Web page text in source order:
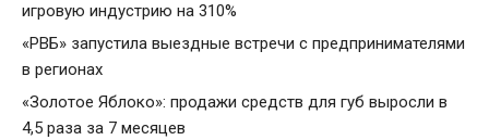
игровую индустрию на 310%
«РВБ» запустила выездные встречи с предпринимателями
в регионах
«Золотое Яблоко»: продажи средств для губ выросли в
4,5 раза за 7 месяцев